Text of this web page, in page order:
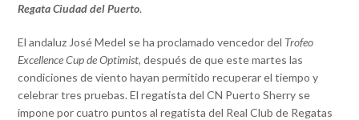
Regata Ciudad del Puerto.
El andaluz José Medel se ha proclamado vencedor del Trofeo
Excellence Cup de Optimist,después de que este martes las
condiciones de viento hayan permitido recuperar el tiempo y
celebrar tres pruebas. El regatista del CN Puerto Sherry se
impone por cuatro puntos al regatista del Real Club de Regatas